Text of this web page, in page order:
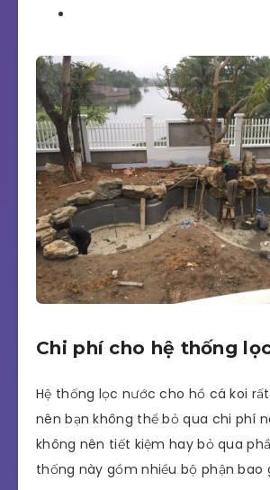
Chi phí cho hệ thống
Hệ thống lọc nước cho hồ cá koi
nên bạn không thể bỏ qua chi phí
không nên tiết kiệm hay bỏ qua
thống này gồm nhiều bộ phận bao